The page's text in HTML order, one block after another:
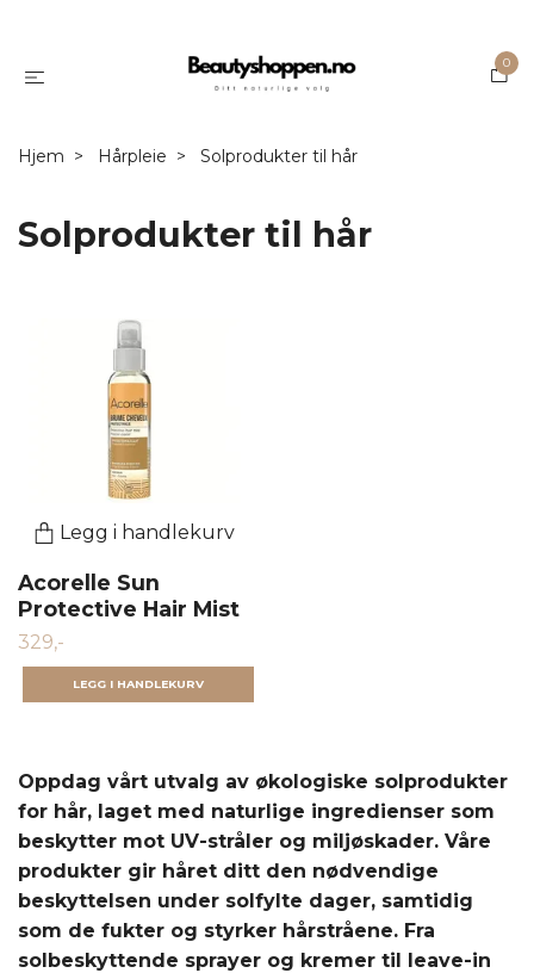
0
Hjem Hårpleie Solprodukter til hår
Solprodukter til hår
Legg i handlekurv
Acorelle Sun
Protective Hair Mist
329,-
Oppdag vårt utvalg av økologiske solprodukter
for hår, laget med naturlige ingredienser som
beskytter mot UV-stråler og miljøskader. Våre
produkter gir håret ditt den nødvendige
beskyttelsen under solfylte dager, samtidig
som de fukter og styrker hårstråene. Fra
solbeskyttende sprayer og kremer til leave-in